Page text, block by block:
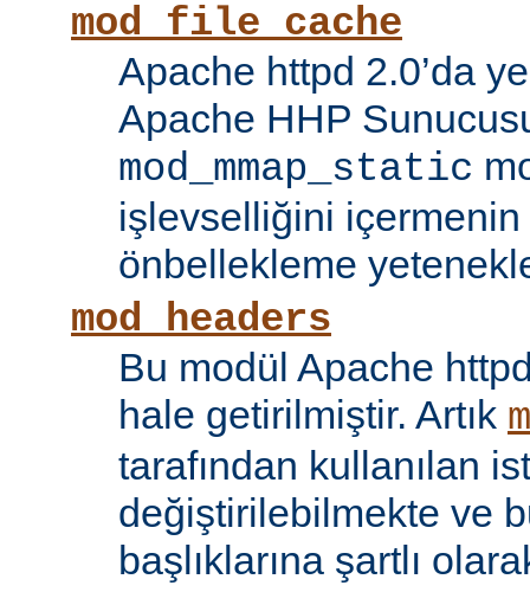
mod_file_cache
Apache httpd 2.0’da
Apache HHP
mod_mmap_static
işlevselliğini içermenin
önbellekleme
mod_headers
Bu modül Apache
hale getirilmiştir. Artık
tarafından kullanılan
değiştirilebilmekte ve
başlıklarına şartlı